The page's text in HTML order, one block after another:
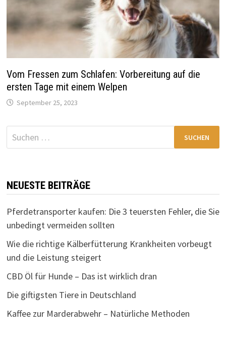
Vom Fressen zum Schlafen: Vorbereitung auf die
ersten Tage mit einem Welpen
September 25, 2023
Suchen
nach:
NEUESTE BEITRÄGE
Pferdetransporter kaufen: Die 3 teuersten Fehler, die Sie
unbedingt vermeiden sollten
Wie die richtige Kälberfütterung Krankheiten vorbeugt
und die Leistung steigert
CBD Öl für Hunde – Das ist wirklich dran
Die giftigsten Tiere in Deutschland
Kaffee zur Marderabwehr – Natürliche Methoden